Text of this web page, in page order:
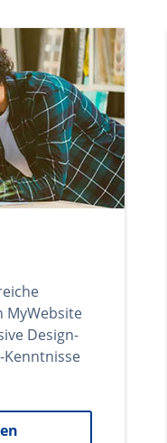
MyWebsite
Design-